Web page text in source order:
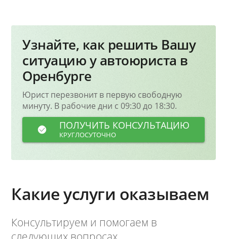
Узнайте, как решить Вашу
ситуацию у автоюриста в
Оренбурге
Юрист перезвонит в первую свободную
минуту. В рабочие дни с 09:30 до 18:30.
ПОЛУЧИТЬ КОНСУЛЬТАЦИЮ
КРУГЛОСУТОЧНО
Какие услуги оказываем
Консультируем и помогаем в